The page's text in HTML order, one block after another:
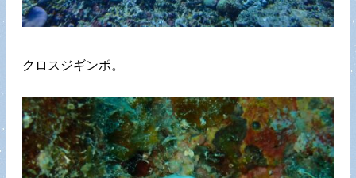
クロスジギンポ。